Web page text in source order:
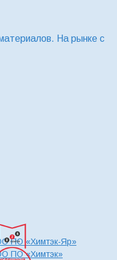
На рынке с
ПО «Химтэк-Яр»
ПО «Химтэк»